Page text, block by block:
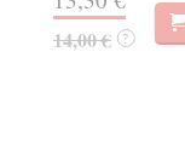
14,00 € ?